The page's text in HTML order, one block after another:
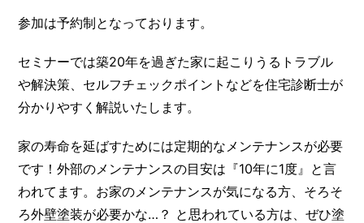
参加は予約制となっております。
セミナーでは築20年を過ぎた家に起こりうるトラブル
や解決策、セルフチェックポイントなどを住宅診断士が
分かりやすく解説いたします。
家の寿命を延ばすためには定期的なメンテナンスが必要
です！外部のメンテナンスの目安は『10年に1度』と言
われてます。お家のメンテナンスが気になる方、そろそ
ろ外壁塗装が必要かな…？ と思われている方は、ぜひ塗